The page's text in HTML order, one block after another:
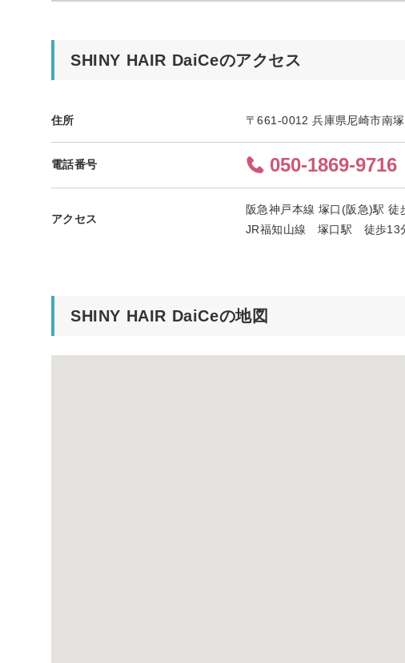
SHINY HAIR DaiCeのアクセス
住所 〒661-0012 兵庫県尼崎市南
電話番号 050-1869-9716
アクセス
阪急神戸本線 塚口(阪急)駅 徒
JR福知山線 塚口駅 徒歩13
SHINY HAIR DaiCeの地図